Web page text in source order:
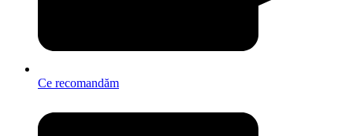
Ce recomandăm